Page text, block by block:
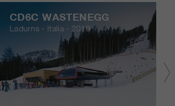
CD6C WASTENEGG
Ladurns - Italia - 2019